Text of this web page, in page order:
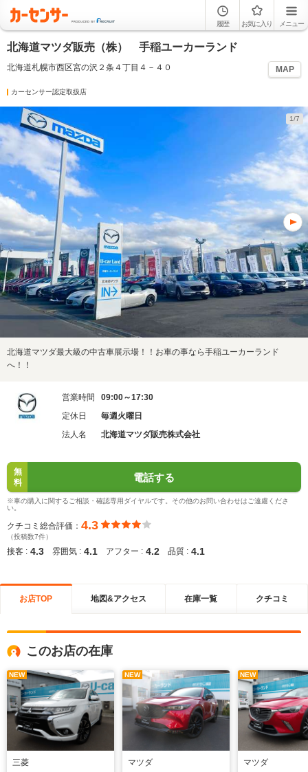
履歴 お気に入り メニュー
北海道マツダ販売（株） 手稲ユーカーランド
北海道札幌市西区宮の沢２条４丁目４－４０ MAP
カーセンサー認定取扱店
1/7
北海道マツダ最大級の中古車展示場！！お車の事なら手稲ユーカーランド
へ！！
営業時間
09:00～17:30
定休日
毎週火曜日
法人名
北海道マツダ販売株式会社
無
料
電話する
※車の購入に関するご相談・確認専用ダイヤルです。その他のお問い合わせはご遠慮くださ
い。
クチコミ総合評価： 4.3
（投稿数7件）
接客 : 4.3 雰囲気 : 4.1 アフター : 4.2 品質 : 4.1
お店TOP 地図&アクセス 在庫一覧 クチコミ
このお店の在庫
NEW
三菱
NEW
マツダ
NEW
マツダ